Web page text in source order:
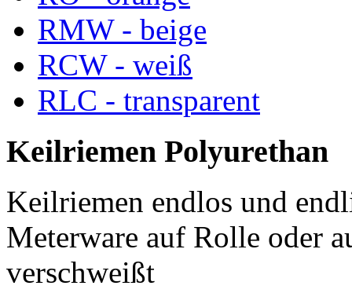
RMW - beige
RCW - weiß
RLC - transparent
Keilriemen Polyurethan
Keilriemen endlos und
Meterware auf Rolle oder
verschweißt